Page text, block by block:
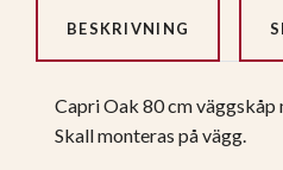
BESKRIVNING
Capri Oak 80 cm väggskåp
Skall monteras på vägg.